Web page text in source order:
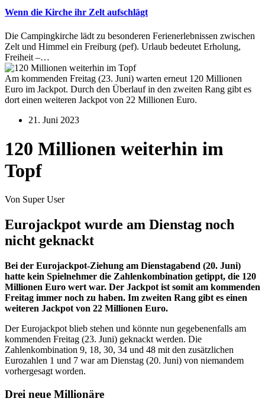
Wenn die Kirche ihr Zelt aufschlägt
Die Campingkirche lädt zu besonderen Ferienerlebnissen zwischen
Zelt und Himmel ein Freiburg (pef). Urlaub bedeutet Erholung,
Freiheit –…
Am kommenden Freitag (23. Juni) warten erneut 120 Millionen
Euro im Jackpot. Durch den Überlauf in den zweiten Rang gibt es
dort einen weiteren Jackpot von 22 Millionen Euro.
21. Juni 2023
120 Millionen weiterhin im
Topf
Von Super User
Eurojackpot wurde am Dienstag noch
nicht geknackt
Bei der Eurojackpot-Ziehung am Dienstagabend (20. Juni)
hatte kein Spielnehmer die Zahlenkombination getippt, die 120
Millionen Euro wert war. Der Jackpot ist somit am kommenden
Freitag immer noch zu haben. Im zweiten Rang gibt es einen
weiteren Jackpot von 22 Millionen Euro.
Der Eurojackpot blieb stehen und könnte nun gegebenenfalls am
kommenden Freitag (23. Juni) geknackt werden. Die
Zahlenkombination 9, 18, 30, 34 und 48 mit den zusätzlichen
Eurozahlen 1 und 7 war am Dienstag (20. Juni) von niemandem
vorhergesagt worden.
Drei neue Millionäre